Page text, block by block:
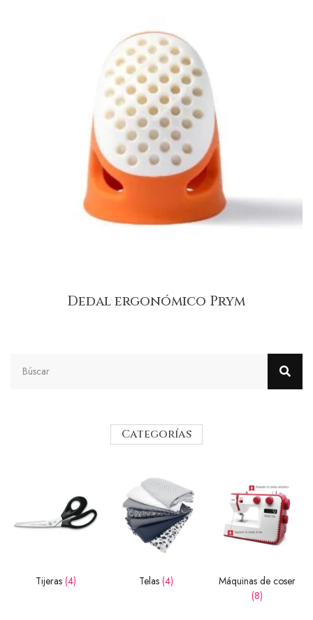
Dedal ergonómico Prym
Categorías
Tijeras (4) Telas(4)
Máquinas de coser
(8)